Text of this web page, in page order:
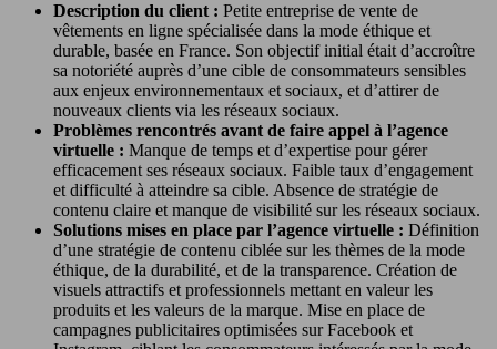
Description du client : Petite entreprise de vente de
vêtements en ligne spécialisée dans la mode éthique et
durable, basée en France. Son objectif initial était d’accroître
sa notoriété auprès d’une cible de consommateurs sensibles
aux enjeux environnementaux et sociaux, et d’attirer de
nouveaux clients via les réseaux sociaux.
Problèmes rencontrés avant de faire appel à l’agence
virtuelle : Manque de temps et d’expertise pour gérer
efficacement ses réseaux sociaux. Faible taux d’engagement
et difficulté à atteindre sa cible. Absence de stratégie de
contenu claire et manque de visibilité sur les réseaux sociaux.
Solutions mises en place par l’agence virtuelle : Définition
d’une stratégie de contenu ciblée sur les thèmes de la mode
éthique, de la durabilité, et de la transparence. Création de
visuels attractifs et professionnels mettant en valeur les
produits et les valeurs de la marque. Mise en place de
campagnes publicitaires optimisées sur Facebook et